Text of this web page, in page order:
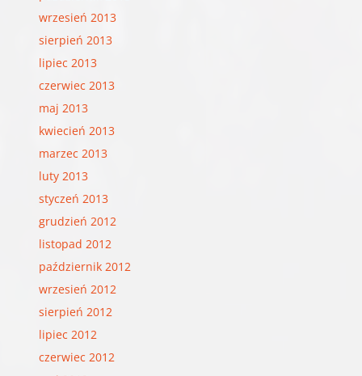
wrzesień 2013
sierpień 2013
lipiec 2013
czerwiec 2013
maj 2013
kwiecień 2013
marzec 2013
luty 2013
styczeń 2013
grudzień 2012
listopad 2012
październik 2012
wrzesień 2012
sierpień 2012
lipiec 2012
czerwiec 2012